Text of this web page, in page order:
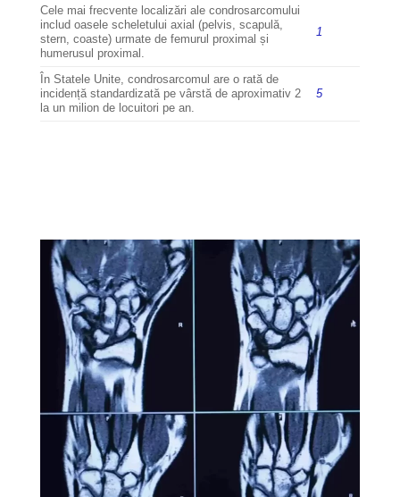
Cele mai frecvente localizări ale condrosarcomului
includ oasele scheletului axial (pelvis, scapulă,
stern, coaste) urmate de femurul proximal și
humerusul proximal.
1
În Statele Unite, condrosarcomul are o rată de
incidență standardizată pe vârstă de aproximativ 2
la un milion de locuitori pe an.
5